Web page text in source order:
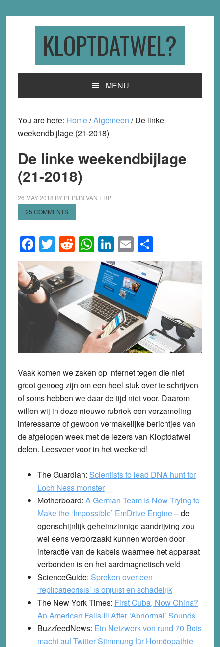
KLOPTDATWEL?
MENU
You are here: Home/Algemeen /De linke
weekendbijlage (21-2018)
De linke weekendbijlage
(21-2018)
26 MAY 2018 BY PEPIJN VAN ERP
25 COMMENTS
Facebook
Twitter
Reddit
WhatsApp
LinkedIn
EmailShare
Vaak komen we zaken op internet tegen die niet
groot genoeg zijn om een heel stuk over te schrijven
of soms hebben we daar de tijd niet voor. Daarom
willen wij in deze nieuwe rubriek een verzameling
interessante of gewoon vermakelijke berichtjes van
de afgelopen week met de lezers van Kloptdatwel
delen. Leesvoer voor in het weekend!
The Guardian: Scientists to lead DNA hunt for
Loch Ness monster
Motherboard: A German Team Is Now Trying to
Make the ‘Impossible’ EmDrive Engine– de
ogenschijnlijk geheimzinnige aandrijving zou
wel eens veroorzaakt kunnen worden door
interactie van de kabels waarmee het apparaat
verbonden is en het aardmagnetisch veld
ScienceGuide: Spreken over een
‘replicatiecrisis’ is onjuist en schadelijk
The New York Times: First Cuba, Now China?
An American Falls Ill After ‘Abnormal’ Sounds
BuzzfeedNews: Ein Netzwerk von rund 70 Bots
macht auf Twitter Stimmung für Homöopathie